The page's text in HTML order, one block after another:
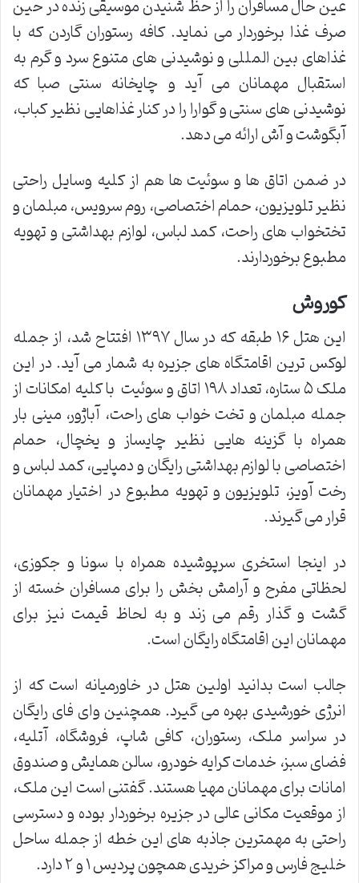
عین حال مسافران را از حظ شنیدن موسیقی زنده در حین
صرف غذا برخوردار می نماید. کافه رستوران گاردن که با
غذاهای بین المللی و نوشیدنی های متنوع سرد و گرم به
استقبال مهمانان می آید و چایخانه سنتی صبا که
نوشیدنی های سنتی و گوارا را در کنار غذاهایی نظیر کباب،
آبگوشت و آش ارائه می دهد.
در ضمن اتاق ها و سوئیت ها هم از کلیه وسایل راحتی
نظیر تلویزیون، حمام اختصاصی، روم سرویس، مبلمان و
تختخواب های راحت، کمد لباس، لوازم بهداشتی و تهویه
مطبوع برخوردارند.
کوروش
این هتل ۱۶ طبقه که در سال ۱۳۹۷ افتتاح شد، از جمله
لوکس ترین اقامتگاه های جزیره به شمار می آید. در این
ملک ۵ ستاره، تعداد ۱۹۸ اتاق و سوئیت با کلیه امکانات از
جمله مبلمان و تخت خواب های راحت، آباژور، مینی بار
همراه با گزینه هایی نظیر چایساز و یخچال، حمام
اختصاصی با لوازم بهداشتی رایگان و دمپایی، کمد لباس و
رخت آویز، تلویزیون و تهویه مطبوع در اختیار مهمانان
قرار می گیرند.
در اینجا استخری سرپوشیده همراه با سونا و جکوزی،
لحظاتی مفرح و آرامش بخش را برای مسافران خسته از
گشت و گذار رقم می زند و به لحاظ قیمت نیز برای
مهمانان این اقامتگاه رایگان است.
جالب است بدانید اولین هتل در خاورمیانه است که از
انرژی خورشیدی بهره می گیرد. همچنین وای فای رایگان
در سراسر ملک، رستوران، کافی شاپ، فروشگاه، آتلیه،
فضای سبز، خدمات کرایه خودرو، سالن همایش و صندوق
امانات برای مهمانان مهیا هستند. گفتنی است این ملک،
از موقعیت مکانی عالی در جزیره برخوردار بوده و دسترسی
راحتی به مهمترین جاذبه های این خطه از جمله ساحل
خلیج فارس و مراکز خریدی همچون پردیس ۱ و ۲ دارد.